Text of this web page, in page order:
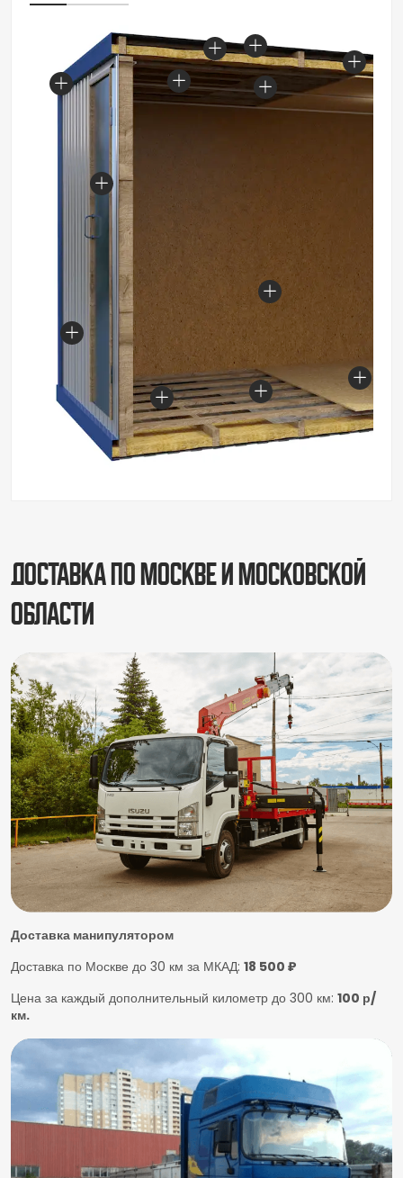
Доставка по Москве и Московской
области
Доставка манипулятором
Доставка по Москве до 30 км за МКАД: 18 500 ₽
Цена за каждый дополнительный километр до 300 км: 100 р/
км.